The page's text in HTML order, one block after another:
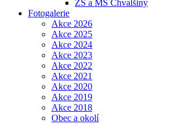
ZŠ a MŠ Chvalšiny
Fotogalerie
Akce 2026
Akce 2025
Akce 2024
Akce 2023
Akce 2022
Akce 2021
Akce 2020
Akce 2019
Akce 2018
Obec a okolí